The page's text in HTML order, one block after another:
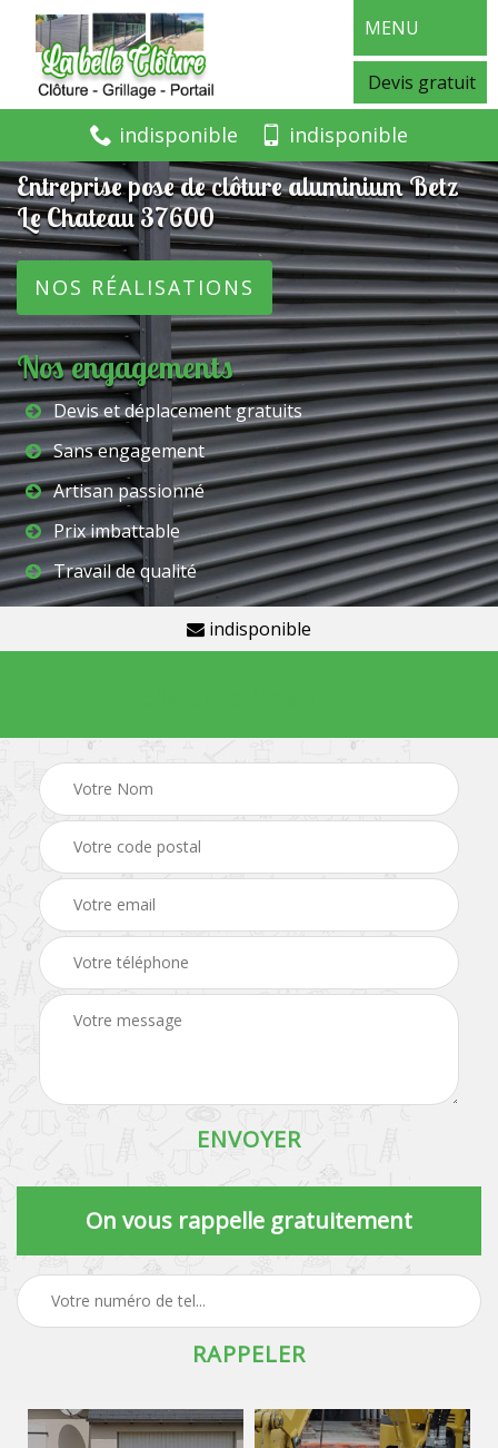
MENU
Devis gratuit
indisponible indisponible
Entreprise pose de clôture aluminium Betz
Le Chateau 37600
NOS RÉALISATIONS
Nos engagements
Devis et déplacement gratuits
Sans engagement
Artisan passionné
Prix imbattable
Travail de qualité
indisponible
On vous rappelle gratuitement